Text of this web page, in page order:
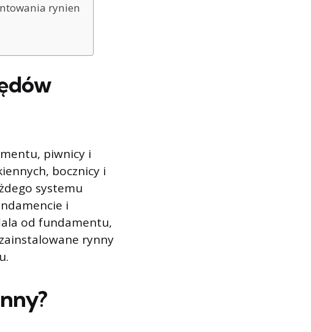
rynien
piwnicy i
bocznicy i
systemu
i
od fundamentu,
rynny